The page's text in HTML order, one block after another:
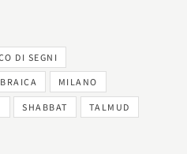
DI SEGNI
MILANO
SHABBAT TALMUD